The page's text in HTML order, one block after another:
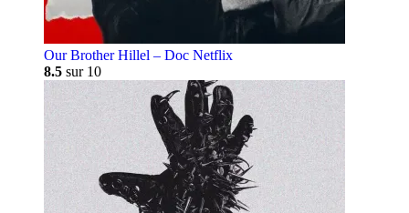
Our Brother Hillel – Doc Netflix
8.5 sur 10